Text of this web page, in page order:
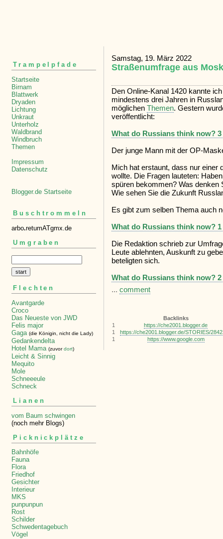
Trampelpfade
Startseite
Birnam
Blattwerk
Dryaden
Lichtung
Unkraut
Unterholz
Waldbrand
Windbruch
Themen
Impressum
Datenschutz
Blogger.de Startseite
Buschtrommeln
arbo.retumATgmx.de
Umgraben
Flechten
Avantgarde
Croco
Das Neueste von JWD
Felis major
Gaga (die Königin, nicht die Lady)
Gedankendelta
Hotel Mama (zuvordort)
Leicht & Sinnig
Mequito
Mole
Schneeeule
Schneck
Lianen
vom Baum schwingen
(noch mehr Blogs)
Picknickplätze
Bahnhöfe
Fauna
Flora
Friedhof
Gesichter
Interieur
MKS
punpunpun
Rost
Schilder
Schwedentagebuch
Vögel
Samstag, 19. März 2022
Straßenumfrage aus
Den Online-Kanal 1420 kannte
mindestens drei Jahren in
möglichen Themen. Gestern
veröffentlicht:
What do Russians think now?
Der junge Mann mit der OP-
Mich hat erstaunt, dass nur einer
wollte. Die Fragen lauteten:
spüren bekommen? Was denken
Wie sehen Sie die Zukunft
Es gibt zum selben Thema auch
What do Russians think now?
Die Redaktion schrieb zur
Leute ablehnten, Auskunft zu
beteligten sich.
What do Russians think now?
... comment
Backlinks
1
https://che2001.blogger.de
1
https://che2001.blogger.de/STORIES/
1
https://www.google.com